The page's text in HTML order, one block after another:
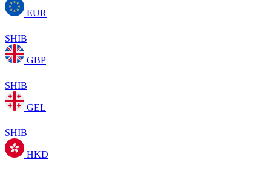
EUR
SHIB
GBP
SHIB
GEL
SHIB
HKD